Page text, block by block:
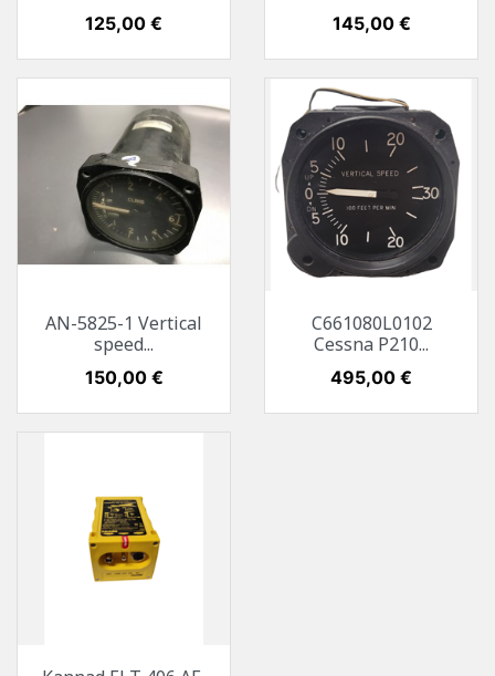
Preis
125,00 € Preis
145,00 €
AN-5825-1 Vertical
speed...
Preis
150,00 €
C661080L0102
Cessna P210...
Preis
495,00 €